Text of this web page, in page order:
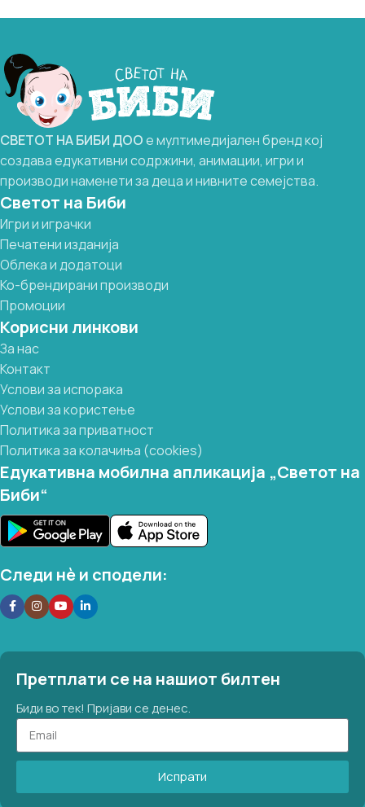
СВЕТОТ НАБИБИ ДООе мултимедијален бренд кој
создава едукативни содржини, анимации, игри и
производи наменети за деца и нивните семејства.
Светот на Биби
Игри и играчки
Печатени изданија
Облека и додатоци
Ко-брендирани производи
Промоции
Корисни линкови
За нас
Контакт
Услови за испорака
Услови за користење
Политика за приватност
Политика за колачиња (cookies)
Едукативна мобилна апликација „Светот на
Биби“
Следи нѐ и сподели:
Претплати се на нашиот билтен
Биди во тек! Пријави се денес.
Испрати